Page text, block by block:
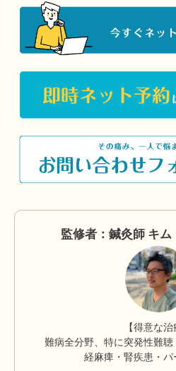
監修者：鍼灸師 キ
【得意な治
難病全分野、特に突発性難
経麻痺・腎疾患・パ